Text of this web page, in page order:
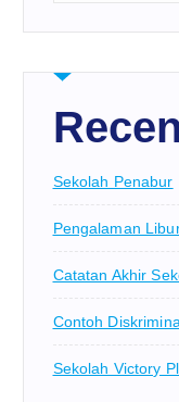
Sekolah Penabur
Pengalaman
Catatan Akhir
Contoh
Sekolah Victory